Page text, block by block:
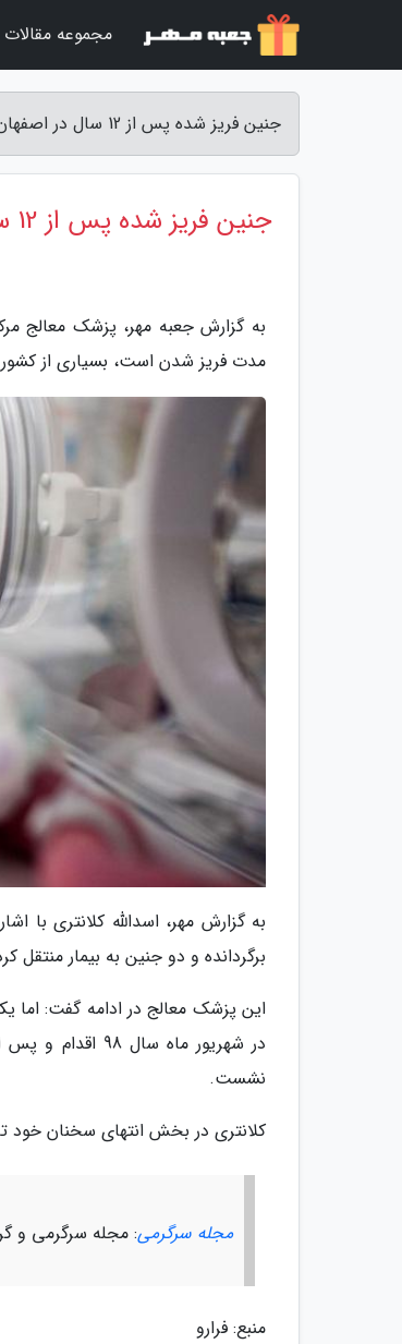
جنین فریز شده پس از 12 سال در اصفهان زنده شد - جعبه مهر
جنین فریز شده پس از 12 سال در اصفهان زنده شد
به گزارش جعبه مهر، پزشک معالج
مدت فریز شدن است، بسیاری از کشور
برگردانده و دو جنین به بیمار منتقل
این پزشک معالج در ادامه گفت: اما
نشست.
کلانتری در بخش انتهای سخنان خود
مجله سرگرمی: مجله سرگرمی و
منبع: فرارو
مجموعه مقالات